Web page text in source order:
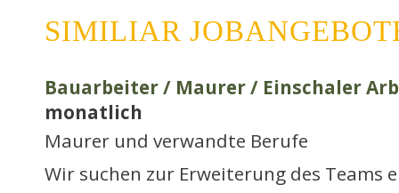
SIMILIAR
Bauarbeiter / Maurer / Einschaler
monatlich
Maurer und verwandte Berufe
Wir suchen zur Erweiterung des Teams